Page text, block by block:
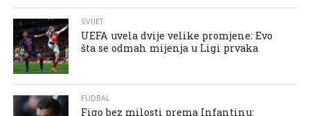
SVIJET
UEFA uvela dvije velike promjene: Evo
šta se odmah mijenja u Ligi prvaka
FUDBAL
Figo bez milosti prema Infantinu: